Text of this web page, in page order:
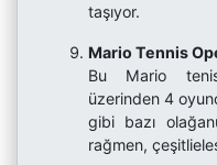
taşıyor.
Mario Tennis
Bu Mario
üzerinden 4
gibi bazı
rağmen,